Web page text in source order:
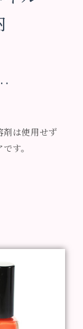
は使用せず
す。